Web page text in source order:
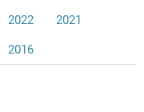
2022 2021
2016